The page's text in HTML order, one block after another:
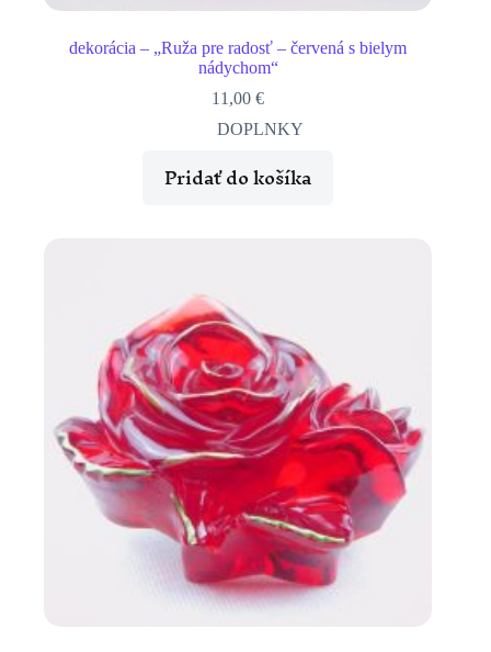
dekorácia – „Ruža pre radosť – červená s bielym
nádychom“
11,00€
DOPLNKY
Pridať do košíka